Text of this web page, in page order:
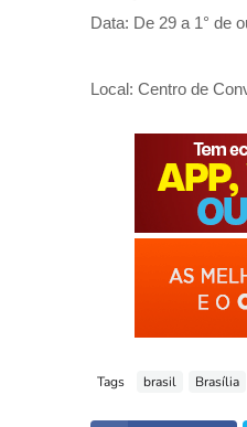
Data: De 29 a 1° de
Local: Centro de
Tags brasil Brasília